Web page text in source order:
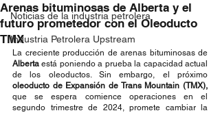
Noticias de la industria petrolera
Industria Petrolera Upstream
Arenas bituminosas de Alberta y el
futuro prometedor con el Oleoducto
TMX
Alberta está poniendo a prueba la capacidad actual
oleoducto de Expansión de Trans Mountain (TMX),
que se espera comience operaciones en el
segundo trimestre de 2024, promete cambiar la